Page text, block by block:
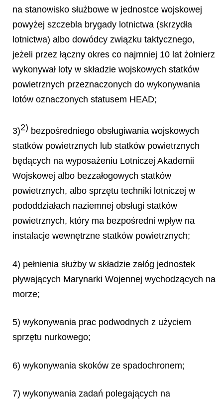
na stanowisko służbowe w jednostce wojskowej
powyżej szczebla brygady lotnictwa (skrzydła
lotnictwa) albo dowódcy związku taktycznego,
jeżeli przez łączny okres co najmniej 10 lat żołnierz
wykonywał loty w składzie wojskowych statków
powietrznych przeznaczonych do wykonywania
lotów oznaczonych statusem HEAD;
3)2) bezpośredniego obsługiwania wojskowych
statków powietrznych lub statków powietrznych
będących na wyposażeniu Lotniczej Akademii
Wojskowej albo bezzałogowych statków
powietrznych, albo sprzętu techniki lotniczej w
pododdziałach naziemnej obsługi statków
powietrznych, który ma bezpośredni wpływ na
instalacje wewnętrzne statków powietrznych;
4) pełnienia służby w składzie załóg jednostek
pływających Marynarki Wojennej wychodzących na
morze;
5) wykonywania prac podwodnych z użyciem
sprzętu nurkowego;
6) wykonywania skoków ze spadochronem;
7) wykonywania zadań polegających na